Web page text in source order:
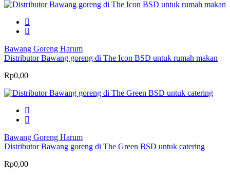
Bawang Goreng Harum
Distributor Bawang goreng di The Icon BSD untuk rumah makan
Rp0,00
Bawang Goreng Harum
Distributor Bawang goreng di The Green BSD untuk catering
Rp0,00